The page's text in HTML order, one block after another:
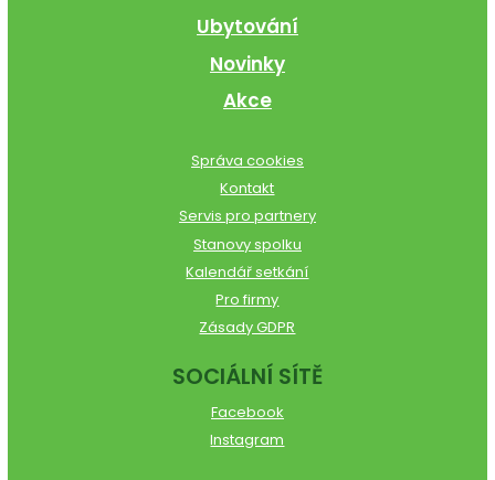
Ubytování
Novinky
Akce
Správa cookies
Kontakt
Servis pro partnery
Stanovy spolku
Kalendář setkání
Pro firmy
Zásady GDPR
SOCIÁLNÍ SÍTĚ
Facebook
Instagram